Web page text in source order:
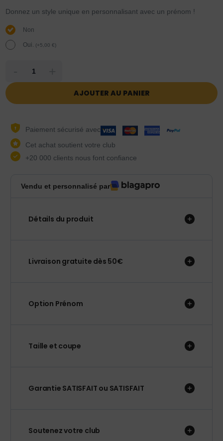
Donnez un style unique en personnalisant avec un prénom !
Non
Oui. (+5,00€)
AJOUTER AU PANIER
Paiement sécurisé avec
Cet achat soutient votre club
+20 000 clients nous font confiance
Vendu et personnalisé par
Détails du produit
Livraison gratuite dès 50€
Option Prénom
Taille et coupe
Garantie SATISFAIT ou SATISFAIT
Soutenez votre club